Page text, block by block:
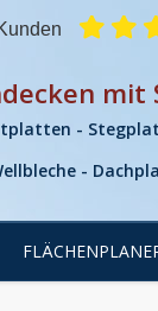
mit
-
-